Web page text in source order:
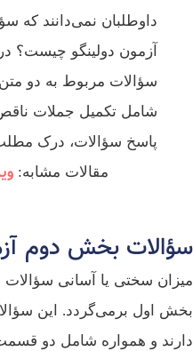
آزمون دولینگو چیست؟
سؤالات مربوط به دو متن
شامل تکمیل جملات
پاسخ سؤالات، درک
مقالات مشابه:
بخش دوم
سختی یا آسانی سؤالات
اول برمی‌گردد. این
و همواره شامل دو قسمت